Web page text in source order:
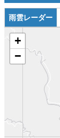
雨雲レーダー
+
−